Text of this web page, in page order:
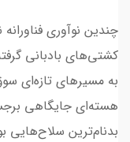
چندین نوآوری
کشتی‌های بادبانی
به مسیرهای تازه‌ای
هسته‌ای جایگاهی
بدنام‌ترین سلاح‌هایی